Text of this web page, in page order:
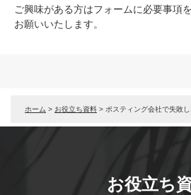
ご興味がある方はフォームに必要事項
お願いいたします。
ホーム > お役立ち資料 > ポスティング会社で失敗
お役立ち